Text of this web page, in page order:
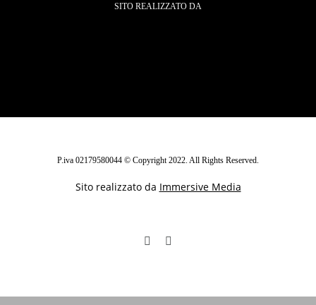
SITO REALIZZATO DA
P.iva 02179580044 © Copyright 2022. All Rights Reserved.
Sito realizzato da Immersive Media
Facebook